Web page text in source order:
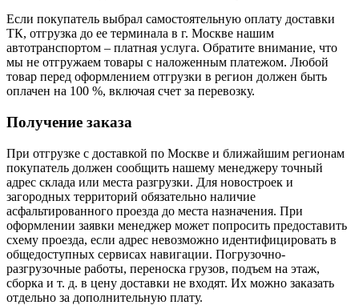
Если покупатель выбрал самостоятельную оплату доставки
ТК, отгрузка до ее терминала в г. Москве нашим
автотранспортом – платная услуга. Обратите внимание, что
мы не отгружаем товары с наложенным платежом. Любой
товар перед оформлением отгрузки в регион должен быть
оплачен на 100 %, включая счет за перевозку.
Получение заказа
При отгрузке с доставкой по Москве и ближайшим регионам
покупатель должен сообщить нашему менеджеру точный
адрес склада или места разгрузки. Для новостроек и
загородных территорий обязательно наличие
асфальтированного проезда до места назначения. При
оформлении заявки менеджер может попросить предоставить
схему проезда, если адрес невозможно идентифицировать в
общедоступных сервисах навигации. Погрузочно-
разгрузочные работы, переноска грузов, подъем на этаж,
сборка и т. д. в цену доставки не входят. Их можно заказать
отдельно за дополнительную плату.